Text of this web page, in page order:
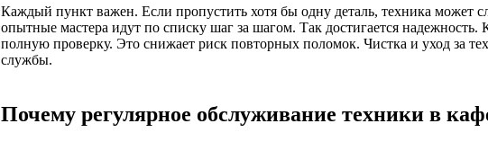
Каждый пункт важен. Если пропустить хотя бы одну деталь, техника может
опытные мастера идут по списку шаг за шагом. Так достигается
полную проверку. Это снижает риск повторных поломок. Чистка и уход за
службы.
Почему регулярное обслуживание техники в